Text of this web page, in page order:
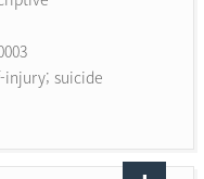
injury; suicide